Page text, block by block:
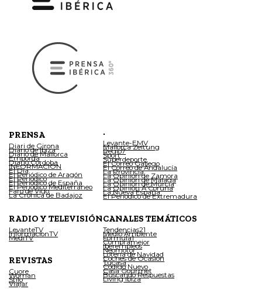
PRENSA
Diari de Girona
Diario de Ibiza
Diario de Mallorca
Empordà
Diario Córdoba
INFORMACIÓN
El Día
El Periódico de Aragón
El Periódico
El Periódico de España
El Periódico Mediterráneo
Faro de Vigo
La Crónica de Badajoz
.
Levante-EMV
Mallorca Zeitung
Regio7
Sport
Superdeporte
El Correo Gallego
El Correo de Andalucía
La Provincia
La Opinión de Zamora
La Opinión de Málaga
La Opinión de Murcia
La Opinión A Coruña
La Nueva España
El Periódico de Extremadura
RADIO Y TELEVISIÓN
LevanteTV
InformacionTV
MediTV
REVISTAS
Cuore
Woman
Stilo
Viajar
CANALES TEMÁTICOS
Tendencias21
Medio Ambiente
Fórmula1
Compramejor
Iberempleos
Neomotor
Lotería de Navidad
Coches de Ocasión
Tucasa
Código Nuevo
Casa Gourmet
Buscando Respuestas
Living Ibiza